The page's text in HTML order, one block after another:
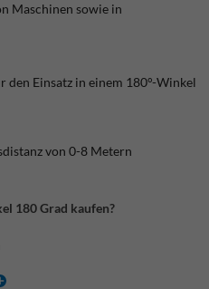
Maschinen sowie in
den Einsatz in einem 180°-Winkel
von 0-8 Metern
180 Grad kaufen?